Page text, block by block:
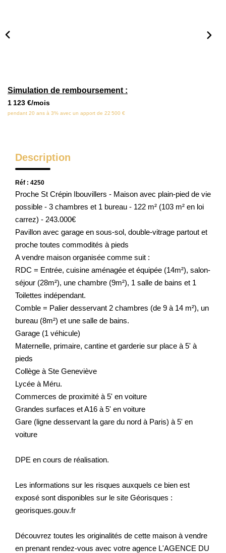
Acheter
LOUER / GÉRER
Nos Prestations
Avis Clients
Simulation de remboursement :
1 123 €/mois
pendant 20 ans à 3% avec un apport de 22 500 €
Description
Réf : 4250
Proche St Crépin Ibouvillers - Maison avec plain-pied de vie
possible - 3 chambres et 1 bureau - 122 m² (103 m² en loi
carrez) - 243.000€
Pavillon avec garage en sous-sol, double-vitrage partout et
proche toutes commodités à pieds
A vendre maison organisée comme suit :
RDC = Entrée, cuisine aménagée et équipée (14m²), salon-
séjour (28m²), une chambre (9m²), 1 salle de bains et 1
Toilettes indépendant.
Comble = Palier desservant 2 chambres (de 9 à 14 m²), un
bureau (8m²) et une salle de bains.
Garage (1 véhicule)
Maternelle, primaire, cantine et garderie sur place à 5' à
pieds
Collège à Ste Geneviève
Lycée à Méru.
Commerces de proximité à 5' en voiture
Grandes surfaces et A16 à 5' en voiture
Gare (ligne desservant la gare du nord à Paris) à 5' en
voiture
DPE en cours de réalisation.
Les informations sur les risques auxquels ce bien est
exposé sont disponibles sur le site Géorisques :
georisques.gouv.fr
Découvrez toutes les originalités de cette maison à vendre
en prenant rendez-vous avec votre agence L'AGENCE DU